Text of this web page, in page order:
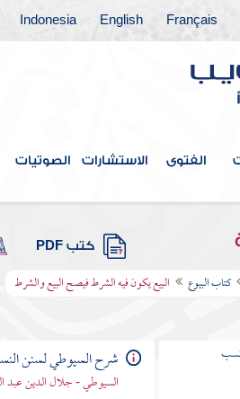
Français
English
Indonesia
الفتوى الاستشارات الصوتيات
كتب PDF
كتاب البيوع البيع يكون فيه الشرط فيصح البيع والشرط
شرح السيوطي لسنن
السيوطي - جلال الدين عبد